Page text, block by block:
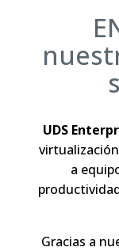
UDS
a
Gracias a